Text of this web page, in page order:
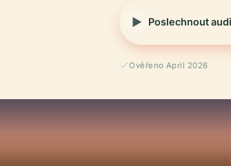
Poslechnout
Ověřeno April 2026